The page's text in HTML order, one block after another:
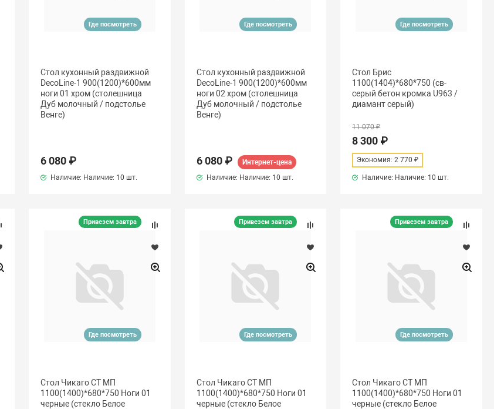
Где посмотреть
Стол кухонный раздвижной
DecoLine-1 900(1200)*600мм
ноги 01 хром (столешница
Дуб молочный / подстолье
Венге)
6 080 ₽
Наличие: Наличие: 10 шт.
Где посмотреть
Стол кухонный раздвижной
DecoLine-1 900(1200)*600мм
ноги 02 хром (столешница
Дуб молочный / подстолье
Венге)
6 080 ₽
Интернет-цена
Наличие: Наличие: 10 шт.
Где посмотреть
Стол Брис
1100(1404)*680*750 (св-
серый бетон кромка U963 /
диамант серый)
11 070 ₽
8 300 ₽
Экономия: 2 770 ₽
Наличие: Наличие: 10 шт.
Привезем завтра
Где посмотреть
Стол Чикаго СТ МП
1100(1400)*680*750 Ноги 01
черные (стекло Белое
Привезем завтра
Где посмотреть
Стол Чикаго СТ МП
1100(1400)*680*750 Ноги 01
черные (стекло Белое
Привезем завтра
Где посмотреть
Стол Чикаго СТ МП
1100(1400)*680*750 Ноги 01
черные (стекло Белое